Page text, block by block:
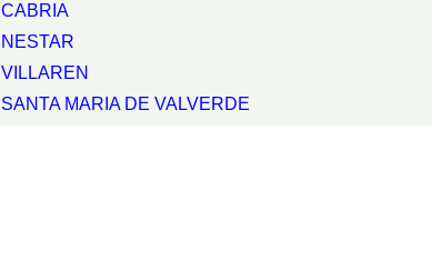
CABRIA
NESTAR
VILLAREN
SANTA MARIA DE VALVERDE